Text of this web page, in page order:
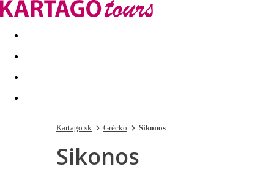
Last minute Dovolenkové kluby
Kartago.sk Grécko Sikonos
Sikonos